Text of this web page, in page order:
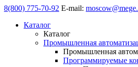
8(800) 775-70-92 E-mail:
Каталог
Каталог
Промышленная
Промышленная
Программируемые